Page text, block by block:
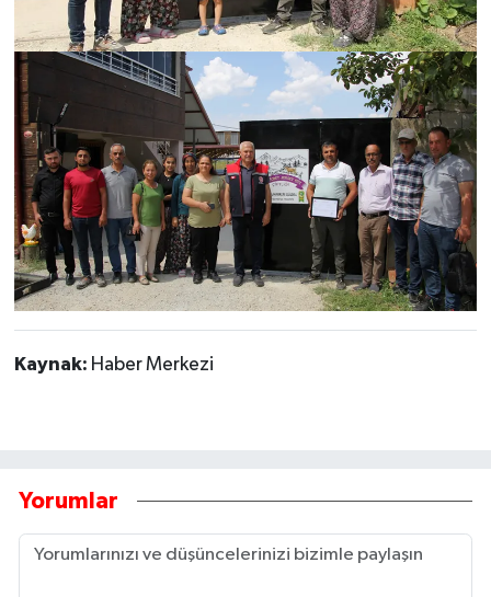
Kaynak: Haber Merkezi
Yorumlar